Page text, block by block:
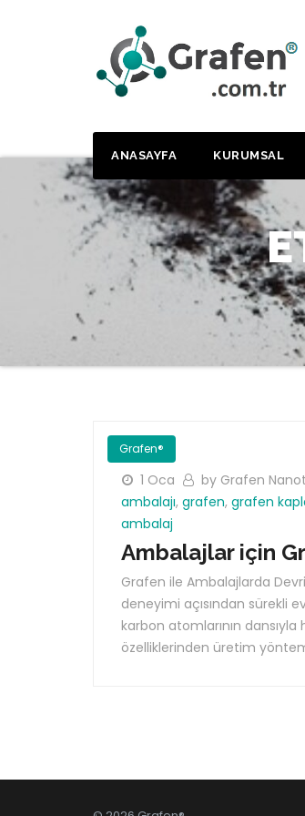
ANASAYFA KURUMSAL
Grafen®
1 Oca by Grafen
ambalajı, grafen, grafen
ambalaj
Ambalajlar için
Grafen ile Ambalajlarda
deneyimi açısından sürekli
karbon atomlarının
özelliklerinden üretim